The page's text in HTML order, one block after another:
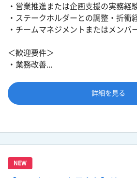
・営業推進または企画支援の実務経
・ステークホルダーとの調整・折衝
・チームマネジメントまたはメンバ
＜歓迎要件＞
・業務改善...
詳細を見る
NEW